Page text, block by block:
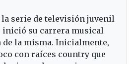
serie de televisión juvenil
inició su carrera musical
la misma. Inicialmente,
con raíces country que